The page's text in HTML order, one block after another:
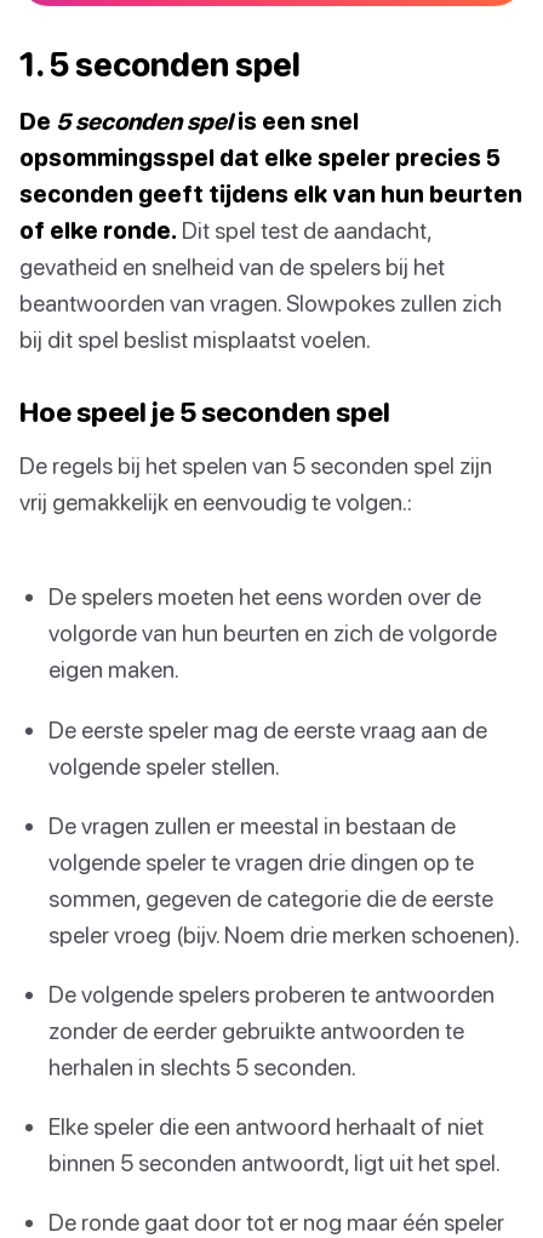
1. 5 seconden spel
De 5 seconden spelis een snel
opsommingsspel dat elke speler precies 5
seconden geeft tijdens elk van hun beurten
of elke ronde. Dit spel test de aandacht,
gevatheid en snelheid van de spelers bij het
beantwoorden van vragen. Slowpokes zullen zich
bij dit spel beslist misplaatst voelen.
Hoe speel je 5 seconden spel
De regels bij het spelen van 5 seconden spel zijn
vrij gemakkelijk en eenvoudig te volgen.:
De spelers moeten het eens worden over de
volgorde van hun beurten en zich de volgorde
eigen maken.
De eerste speler mag de eerste vraag aan de
volgende speler stellen.
De vragen zullen er meestal in bestaan de
volgende speler te vragen drie dingen op te
sommen, gegeven de categorie die de eerste
speler vroeg (bijv. Noem drie merken schoenen).
De volgende spelers proberen te antwoorden
zonder de eerder gebruikte antwoorden te
herhalen in slechts 5 seconden.
Elke speler die een antwoord herhaalt of niet
binnen 5 seconden antwoordt, ligt uit het spel.
De ronde gaat door tot er nog maar één speler